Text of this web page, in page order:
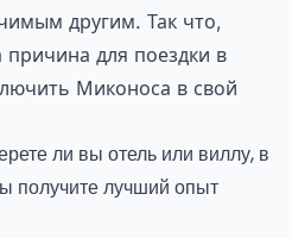
другим. Так что,
для поездки в
Миконоса в свой
ли вы отель или виллу, в
получите лучший опыт